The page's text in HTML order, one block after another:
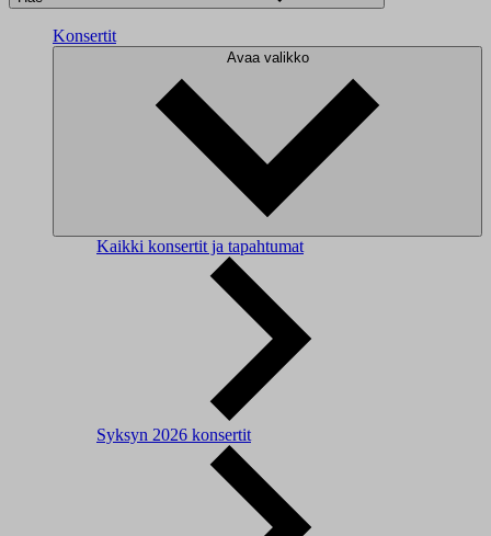
Konsertit
Avaa valikko
Kaikki konsertit ja tapahtumat
Syksyn 2026 konsertit